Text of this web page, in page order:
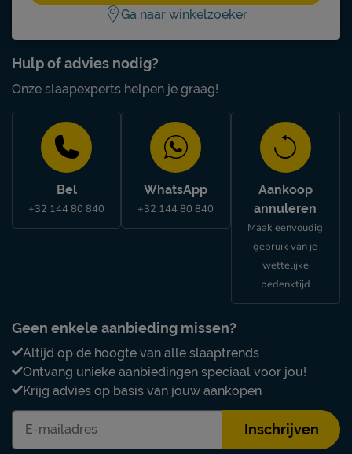
Hulp of advies nodig?
Onze slaapexperts helpen je graag!
Bel
+32 144 80 840
WhatsApp
+32 144 80 840
Aankoop
annuleren
Maak eenvoudig
gebruik van je
wettelijke
bedenktijd
Geen enkele aanbieding missen?
Altijd op de hoogte van alle slaaptrends
Ontvang unieke aanbiedingen speciaal voor jou!
Krijg advies op basis van jouw aankopen
Inschrijven
Ga naar winkelzoeker